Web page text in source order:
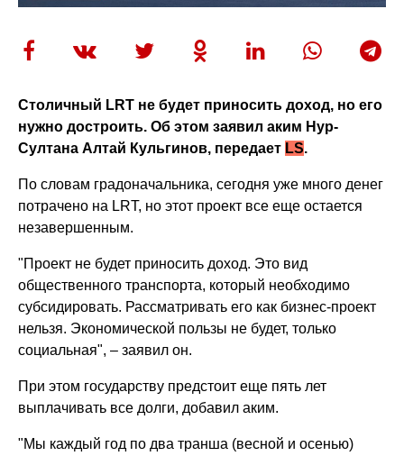
Столичный LRT не будет приносить доход, но его
нужно достроить. Об этом заявил аким Нур-
Султана Алтай Кульгинов, передает LS.
По словам градоначальника, сегодня уже много денег
потрачено на LRT, но этот проект все еще остается
незавершенным.
"Проект не будет приносить доход. Это вид
общественного транспорта, который необходимо
субсидировать. Рассматривать его как бизнес-проект
нельзя. Экономической пользы не будет, только
социальная", – заявил он.
При этом государству предстоит еще пять лет
выплачивать все долги, добавил аким.
"Мы каждый год по два транша (весной и осенью)